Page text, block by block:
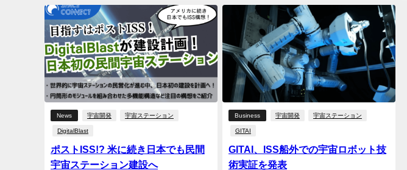
News 宇宙開発 宇宙ステーション
DigitalBlast
ポストISS!? 米に続き日本でも民間
宇宙ステーション建設へ
Business 宇宙開発 宇宙ステーション
GITAI
GITAI、ISS船外での宇宙ロボット技
術実証を発表